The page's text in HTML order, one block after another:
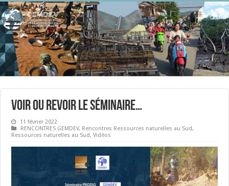
Voir ou revoir le séminaire…
11 février 2022
RENCONTRES GEMDEV, Rencontres Ressources naturelles au Sud,
Ressources naturelles au Sud,Vidéos